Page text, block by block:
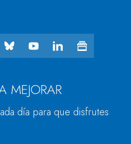
MEJORAR
día para que disfrutes